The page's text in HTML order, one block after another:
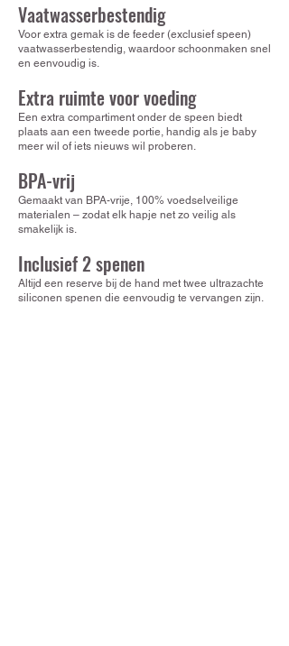
Vaatwasserbestendig
Voor extra gemak is de feeder (exclusief speen)
vaatwasserbestendig, waardoor schoonmaken snel
en eenvoudig is.
Extra ruimte voor voeding
Een extra compartiment onder de speen biedt
plaats aan een tweede portie, handig als je baby
meer wil of iets nieuws wil proberen.
BPA-vrij
Gemaakt van BPA-vrije, 100% voedselveilige
materialen – zodat elk hapje net zo veilig als
smakelijk is.
Inclusief 2 spenen
Altijd een reserve bij de hand met twee ultrazachte
siliconen spenen die eenvoudig te vervangen zijn.